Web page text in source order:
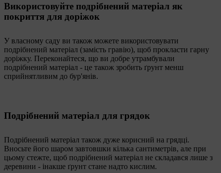
Використовуйте подрібнений матеріал як
покриття для доріжок
У власному саду ви також можете використовувати
подрібнений матеріал (замість гравію), щоб прокласти гарну
доріжку. Переконайтеся, що ви добре утрамбували
подрібнений матеріал - це також зробить ґрунт менш
сприйнятливим до бур'янів.
Подрібнений матеріал для грядок
Подрібнений матеріал також дуже корисний на грядці.
Вносьте його шаром завтовшки кілька сантиметрів, але при
цьому стежте, щоб подрібнений матеріал не складався лише з
деревини - інакше ґрунт стане надто кислим.